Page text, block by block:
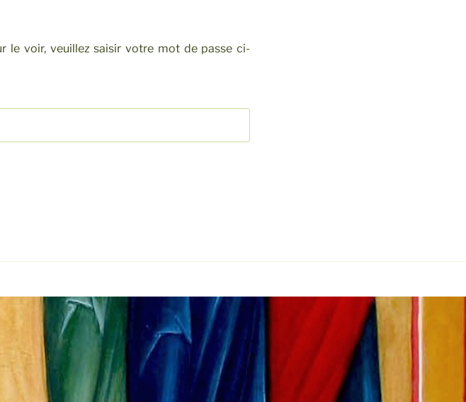
le voir, veuillez saisir votre mot de passe ci-